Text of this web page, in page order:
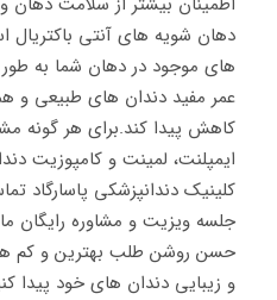
دهان شویه های آنتی باکتریال
های موجود در دهان شما به
عمر مفید دندان های طبیعی و
کاهش پیدا کند.برای هر گونه
ایمپلنت، لمینت و کامپوزیت
کلینیک دندانپزشکی پاسارگاد
جلسه ویزیت و مشاوره رایگان
حسن روشن طلب بهترین و کم
و زیبایی دندان های خود پیدا